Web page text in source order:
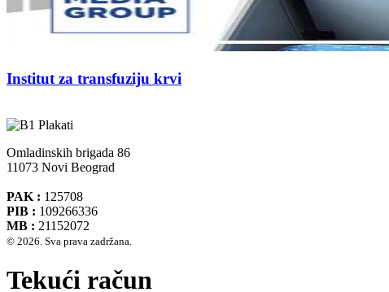
Institut za transfuziju krvi
Omladinskih brigada 86
11073 Novi Beograd
PAK : 125708
PIB : 109266336
MB : 21152072
© 2026. Sva prava zadržana.
Tekući račun